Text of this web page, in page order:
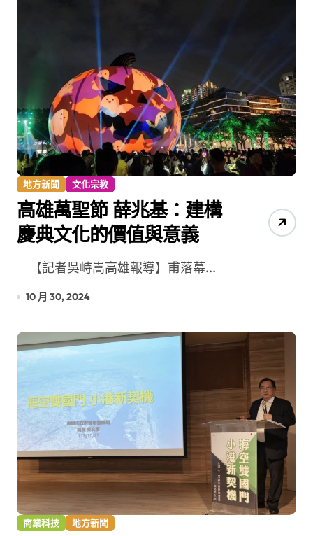
地方新聞 文化宗教
高雄萬聖節 薛兆基：建構
慶典文化的價值與意義
【記者吳峙嵩高雄報導】甫落幕...
10 月 30, 2024
商業科技 地方新聞